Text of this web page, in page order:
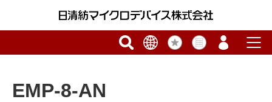
EMP-8-AN